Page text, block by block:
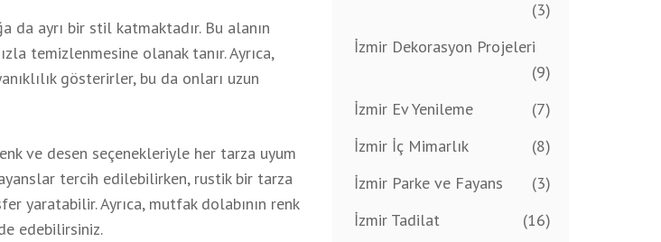
da ayrı bir stil katmaktadır. Bu alanın
temizlenmesine olanak tanır. Ayrıca,
gösterirler, bu da onları uzun
ve desen seçenekleriyle her tarza uyum
tercih edilebilirken, rustik bir tarza
yaratabilir. Ayrıca, mutfak dolabının renk
edebilirsiniz.
(3)
İzmir Dekorasyon Projeleri
(9)
İzmir Ev Yenileme
(7)
İzmir İç Mimarlık
(8)
İzmir Parke ve Fayans
(3)
İzmir Tadilat
(16)